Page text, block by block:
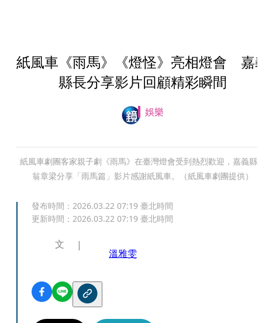
紙風車《雨馬》《燈怪》亮相燈會 嘉
縣長分享影片回顧精彩瞬間
娛樂
紙風車劇團客家親子劇《雨馬》在臺灣燈會受到熱烈歡迎，嘉義縣
翁章梁分享「雨馬篇」影片感謝紙風車。（紙風車劇團提供）
發布時間： 2026.03.22 07:19 臺北時間
更新時間： 2026.03.22 07:19 臺北時間
文
溫雅雯